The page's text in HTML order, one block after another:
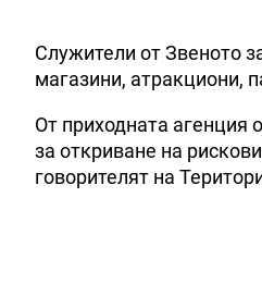
Служители от Звеното
магазини, атракциони,
От приходната агенция
за откриване на
говорителят на